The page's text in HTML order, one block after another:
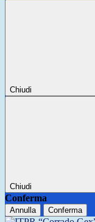
Chiudi
Chiudi
Conferma
Annulla Conferma